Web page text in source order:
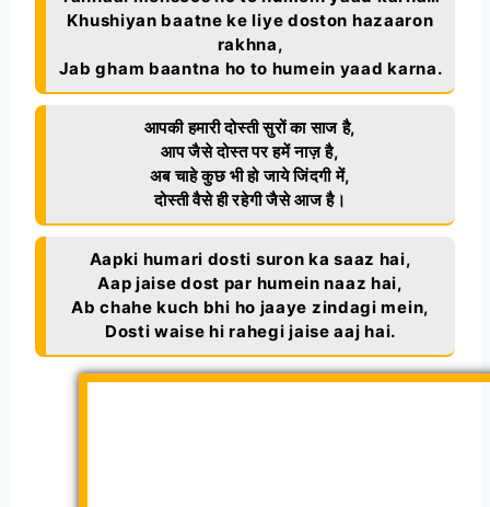
Khushiyan baatne ke liye doston hazaaron
rakhna,
Jab gham baantna ho to humein yaad karna.
आपकी हमारी दोस्ती सुरों का साज है,
आप जैसे दोस्त पर हमें नाज़ है,
अब चाहे कुछ भी हो जाये जिंदगी में,
दोस्ती वैसे ही रहेगी जैसे आज है।
Aapki humari dosti suron ka saaz hai,
Aap jaise dost par humein naaz hai,
Ab chahe kuch bhi ho jaaye zindagi mein,
Dosti waise hi rahegi jaise aaj hai.